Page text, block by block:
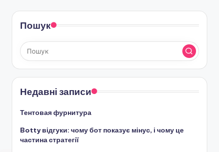
Пошук
Недавні записи
Тентовая фурнитура
Botty відгуки: чому бот показує мінус, і чому це
частина стратегії